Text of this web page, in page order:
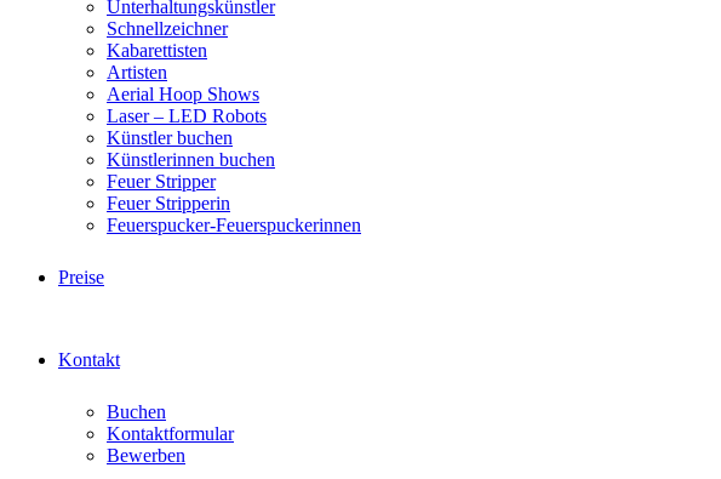
Unterhaltungskünstler
Schnellzeichner
Kabarettisten
Artisten
Aerial Hoop Shows
Laser – LED Robots
Künstler buchen
Künstlerinnen buchen
Feuer Stripper
Feuer Stripperin
Feuerspucker-Feuerspuckerinnen
Preise
Kontakt
Buchen
Kontaktformular
Bewerben